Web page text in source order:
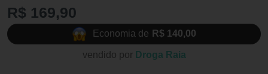
R$ 169,90
Economia de R$ 140,00
vendido por Droga Raia